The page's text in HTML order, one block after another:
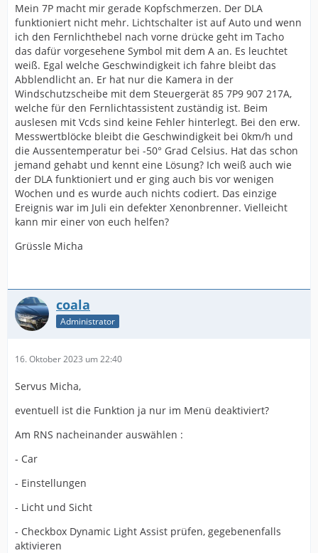
Mein 7P macht mir gerade Kopfschmerzen. Der DLA
funktioniert nicht mehr. Lichtschalter ist auf Auto und wenn
ich den Fernlichthebel nach vorne drücke geht im Tacho
das dafür vorgesehene Symbol mit dem A an. Es leuchtet
weiß. Egal welche Geschwindigkeit ich fahre bleibt das
Abblendlicht an. Er hat nur die Kamera in der
Windschutzscheibe mit dem Steuergerät 85 7P9 907 217A,
welche für den Fernlichtassistent zuständig ist. Beim
auslesen mit Vcds sind keine Fehler hinterlegt. Bei den erw.
Messwertblöcke bleibt die Geschwindigkeit bei 0km/h und
die Aussentemperatur bei -50° Grad Celsius. Hat das schon
jemand gehabt und kennt eine Lösung? Ich weiß auch wie
der DLA funktioniert und er ging auch bis vor wenigen
Wochen und es wurde auch nichts codiert. Das einzige
Ereignis war im Juli ein defekter Xenonbrenner. Vielleicht
kann mir einer von euch helfen?
Grüssle Micha
coala
Administrator
16. Oktober 2023 um 22:40
Servus Micha,
eventuell ist die Funktion ja nur im Menü deaktiviert?
Am RNS nacheinander auswählen :
- Car
- Einstellungen
- Licht und Sicht
- Checkbox Dynamic Light Assist prüfen, gegebenenfalls
aktivieren